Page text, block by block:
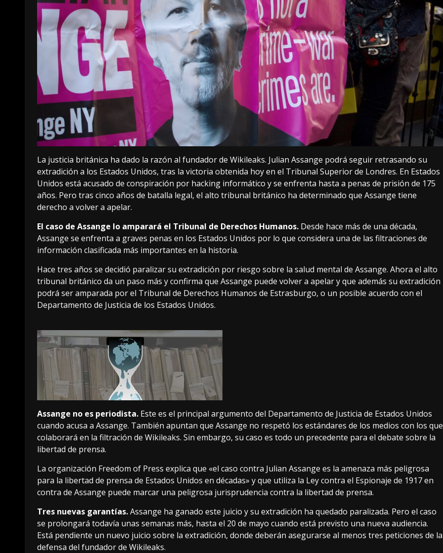
La justicia británica ha dado la razón al fundador de Wikileaks. Julian Assange podrá seguir retrasando su
extradición a los Estados Unidos, tras la victoria obtenida hoy en el Tribunal Superior de Londres. En Estados
Unidos está acusado de conspiración por hacking informático yse enfrenta hasta a penas de prisión de 175
años. Pero tras cinco años de batalla legal, el alto tribunal británico ha determinado que Assange tiene
derecho a volver a apelar.
El caso de Assange lo amparará el Tribunal de Derechos Humanos. Desde hace más de una década,
Assange se enfrenta a graves penas en los Estados Unidos por lo que considera una de las filtraciones de
información clasificada más importantes en la historia.
Hace tres años se decidió paralizar su extradición por riesgo sobre la salud mental de Assange. Ahora el alto
tribunal británico da un paso más yconfirma que Assange puede volver a apelary que además su extradición
podrá ser amparada por el Tribunal de Derechos Humanos de Estrasburgo, o un posible acuerdo con el
Departamento de Justicia de los Estados Unidos.
Assange no es periodista. Este es el principal argumento del Departamento de Justicia de Estados Unidos
cuando acusa a Assange. También apuntan que Assange no respetó los estándares de los medios con los que
colaborará en la filtración de Wikileaks. Sin embargo, su caso es todo un precedente para el debate sobre la
libertad de prensa.
La organización Freedom of Press explica que «el caso contra Julian Assange es la amenaza más peligrosa
para la libertad de prensa de Estados Unidos en décadas» y que utiliza la Ley contra el Espionaje de 1917 en
contra de Assange puede marcar una peligrosa jurisprudencia contra la libertad de prensa.
Tres nuevas garantías.Assange ha ganado este juicio y su extradición ha quedado paralizada. Pero el caso
se prolongará todavía unas semanas más, hasta el 20 de mayo cuando está previsto una nueva audiencia.
Está pendiente un nuevo juicio sobre la extradición, donde deberán asegurarse al menos tres peticiones de la
defensa del fundador de Wikileaks.